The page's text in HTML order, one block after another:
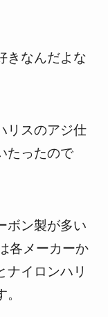
きなんだよな
リスのアジ仕
たったので
ボン製が多い
各メーカーか
ナイロンハリ